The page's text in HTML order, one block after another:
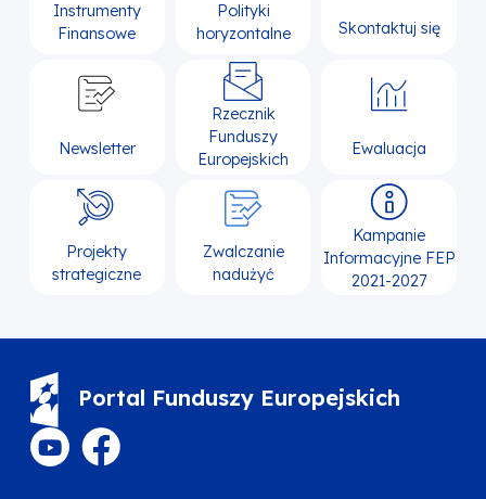
Instrumenty
Finansowe
Polityki
horyzontalne
Skontaktuj się
Newsletter
Rzecznik
Funduszy
Europejskich
Ewaluacja
Projekty
strategiczne
Zwalczanie
nadużyć
Kampanie
Informacyjne FEP
2021-2027
Portal Funduszy Europejskich